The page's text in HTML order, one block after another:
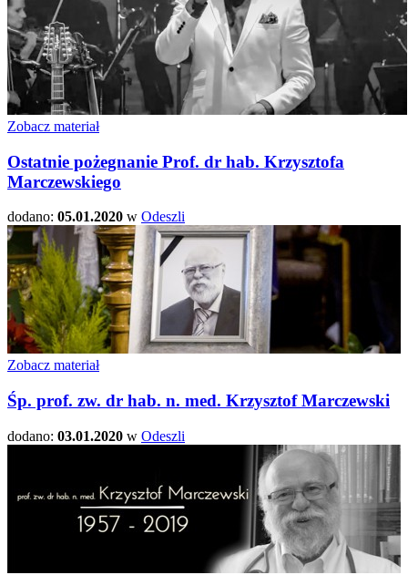
Zobacz materiał
Ostatnie pożegnanie Prof. dr hab. Krzysztofa
Marczewskiego
dodano: 05.01.2020 w Odeszli
Zobacz materiał
Śp. prof. zw. dr hab. n. med. Krzysztof Marczewski
dodano: 03.01.2020 w Odeszli